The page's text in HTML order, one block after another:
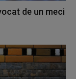
de un meci